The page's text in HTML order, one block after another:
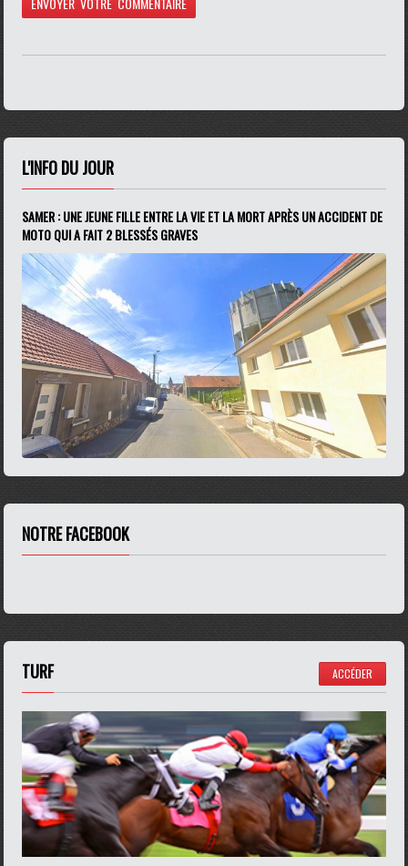
L'INFO DU JOUR
SAMER : UNE JEUNE FILLE ENTRE LA VIE ET LA MORT APRÈS UN ACCIDENT DE
MOTO QUI A FAIT 2 BLESSÉS GRAVES
NOTRE FACEBOOK
TURF ACCÉDER